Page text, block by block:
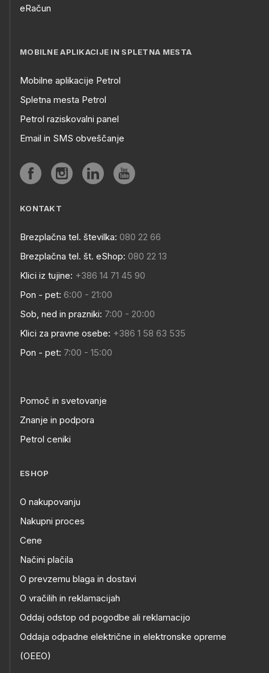
eRačun
MOBILNE APLIKACIJE IN SPLETNA MESTA
Mobilne aplikacije Petrol
Spletna mesta Petrol
Petrol raziskovalni panel
Email in SMS obveščanje
KONTAKT
Brezplačna tel. številka: 080 22 66
Brezplačna tel. št. eShop: 080 22 13
Klici iz tujine: +386 14 71 45 90
Pon - pet: 6:00 - 21:00
Sob, ned in prazniki: 7:00 - 20:00
Klici za pravne osebe: +386 1 58 63 535
Pon - pet: 7:00 - 15:00
Pomoč in svetovanje
Znanje in podpora
Petrol ceniki
ESHOP
O nakupovanju
Nakupni proces
Cene
Načini plačila
O prevzemu blaga in dostavi
O vračilih in reklamacijah
Oddaj odstop od pogodbe ali reklamacijo
Oddaja odpadne električne in elektronske opreme
(OEEO)